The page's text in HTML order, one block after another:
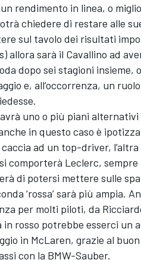
rendimento in linea, o
chiedere di restare alle
sul tavolo dei risultati
allora sarà il Cavallino ad
dopo sei stagioni insieme,
e, all’occorrenza, un
uno o più piani
in questo caso è
ad un top-driver,
comporterà Leclerc,
di potersi mettere sulle
‘rossa’ sarà più ampia.
per molti piloti, da
rosso potrebbe esserci un
in McLaren, grazie al
con la BMW-Sauber.